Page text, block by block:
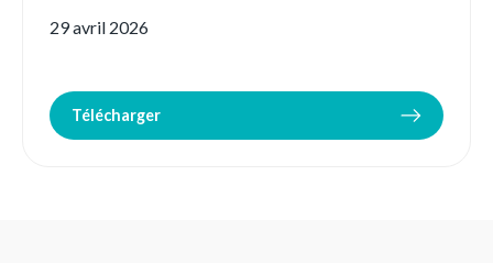
29 avril 2026
Télécharger